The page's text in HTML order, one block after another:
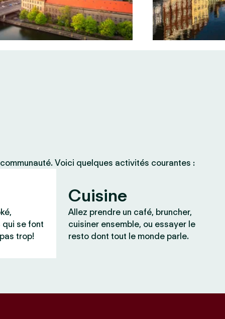
Voici quelques activités courantes :
se font
trop!
Cuisine
Allez prendre un café, bruncher,
cuisiner ensemble, ou essayer le
resto dont tout le monde parle.